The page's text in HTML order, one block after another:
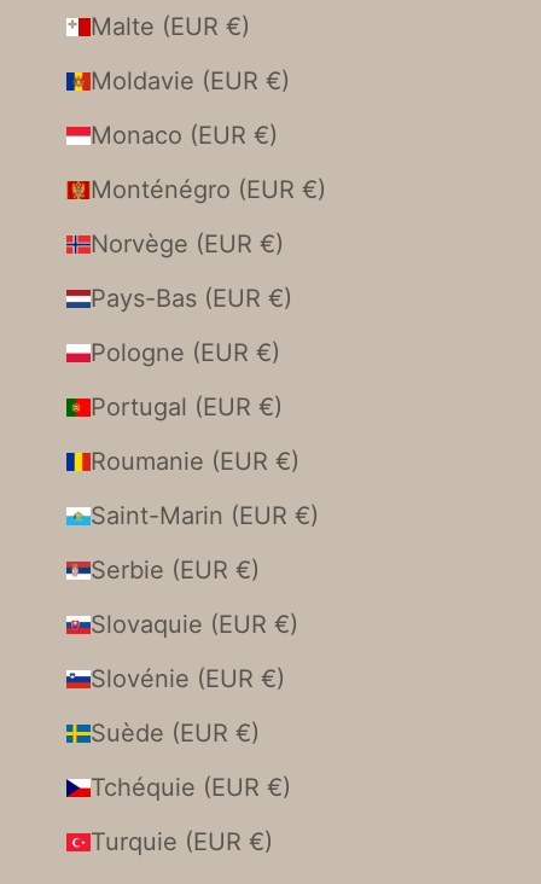
Malte (EUR €)
Moldavie (EUR €)
Monaco (EUR €)
Monténégro (EUR €)
Norvège (EUR €)
Pays-Bas (EUR €)
Pologne (EUR €)
Portugal (EUR €)
Roumanie (EUR €)
Saint-Marin (EUR €)
Serbie (EUR €)
Slovaquie (EUR €)
Slovénie (EUR €)
Suède (EUR €)
Tchéquie (EUR €)
Turquie (EUR €)